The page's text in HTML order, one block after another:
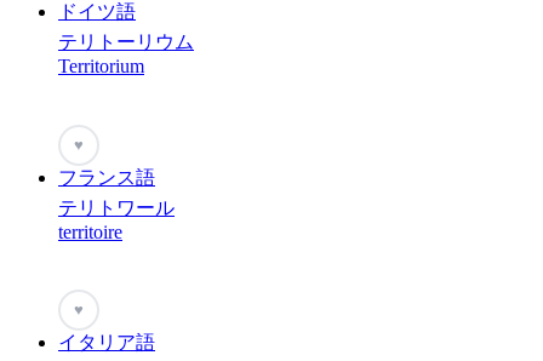
ドイツ語
テリトーリウム
Territorium
♥
フランス語
テリトワール
territoire
♥
イタリア語